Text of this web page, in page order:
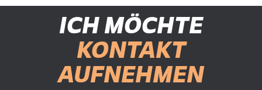
ICH MÖCHTE
KONTAKT
AUFNEHMEN